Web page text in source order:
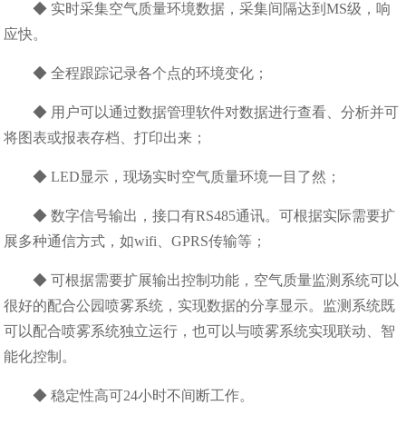
◆ 实时采集空气质量环境数据，采集间隔达到MS级，响
应快。
◆ 全程跟踪记录各个点的环境变化；
◆ 用户可以通过数据管理软件对数据进行查看、分析并可
将图表或报表存档、打印出来；
◆ LED显示，现场实时空气质量环境一目了然；
◆ 数字信号输出，接口有RS485通讯。可根据实际需要扩
展多种通信方式，如wifi、GPRS传输等；
◆ 可根据需要扩展输出控制功能，空气质量监测系统可以
很好的配合公园喷雾系统，实现数据的分享显示。监测系统既
可以配合喷雾系统独立运行，也可以与喷雾系统实现联动、智
能化控制。
◆ 稳定性高可24小时不间断工作。